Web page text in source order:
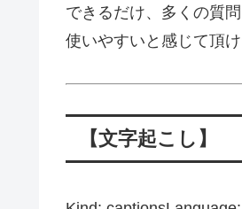
できるだけ、多くの質
使いやすいと感じて頂
【文字起こし】